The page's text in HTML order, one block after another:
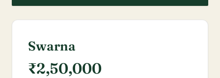
Swarna
₹2,50,000